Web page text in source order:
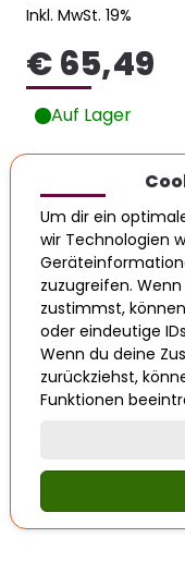
VW Polo
Hutablage
Info
Produktnummer:
Artikelzustand:
Guter
Inkl. MwSt. 19%
€ 65,49
Auf Lager
In
Um dir ein
wir Technologien
zuzugreifen.
zustimmst,
oder eindeutige
Wenn du deine
zurückziehst,
Funktionen